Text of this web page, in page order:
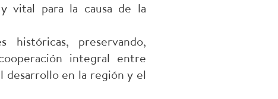
vital para la causa de la
preservando,
integral entre
desarrollo en la región y el